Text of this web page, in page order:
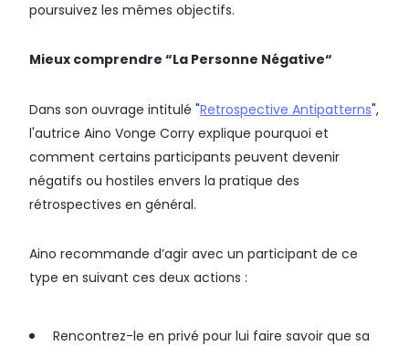
poursuivez les mêmes objectifs.
Mieux comprendre “La Personne Négative“
Dans son ouvrage intitulé "Retrospective Antipatterns",
l'autrice Aino Vonge Corry explique pourquoi et
comment certains participants peuvent devenir
négatifs ou hostiles envers la pratique des
rétrospectives en général.
Aino recommande d’agir avec un participant de ce
type en suivant ces deux actions :
Rencontrez-le en privé pour lui faire savoir que sa